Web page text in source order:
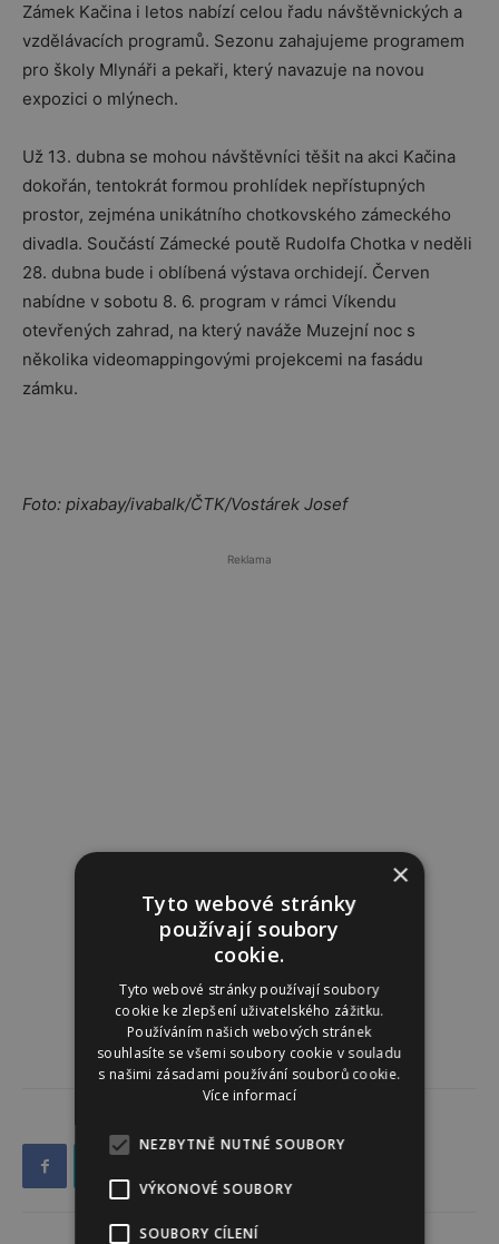
Zámek Kačina i letos nabízí celou řadu návštěvnických a
vzdělávacích programů. Sezonu zahajujeme programem
pro školy Mlynáři a pekaři, který navazuje na novou
expozici o mlýnech.
Už 13. dubna se mohou návštěvníci těšit na akci Kačina
dokořán, tentokrát formou prohlídek nepřístupných
prostor, zejména unikátního chotkovského zámeckého
divadla. Součástí Zámecké poutě Rudolfa Chotka v neděli
28. dubna bude i oblíbená výstava orchidejí. Červen
nabídne v sobotu 8. 6. program v rámci Víkendu
otevřených zahrad, na který naváže Muzejní noc s
několika videomappingovými projekcemi na fasádu
zámku.
Foto: pixabay/ivabalk/ČTK/Vostárek Josef
Reklama
×
Tyto webové stránky
používají soubory
cookie.
Tyto webové stránky používají soubory
cookie ke zlepšení uživatelského zážitku.
Používáním našich webových stránek
souhlasíte se všemi soubory cookie v souladu
s našimi zásadami používání souborů cookie.
Více informací
NEZBYTNĚ NUTNÉ SOUBORY
VÝKONOVÉ SOUBORY
SOUBORY CÍLENÍ